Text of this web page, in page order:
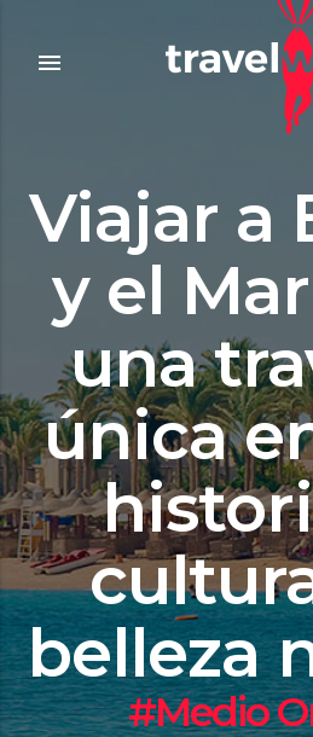
menu
Viajar a
y el
una
única
belleza
#Medio